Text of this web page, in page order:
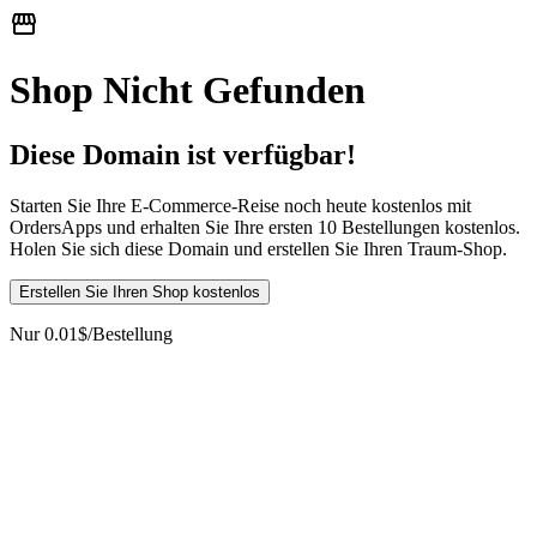
Shop Nicht Gefunden
Diese Domain ist verfügbar!
Starten Sie Ihre E-Commerce-Reise noch heute kostenlos mit
OrdersApps und erhalten Sie Ihre ersten 10 Bestellungen kostenlos.
Holen Sie sich diese Domain und erstellen Sie Ihren Traum-Shop.
Erstellen Sie Ihren Shop kostenlos
Nur 0.01$/Bestellung